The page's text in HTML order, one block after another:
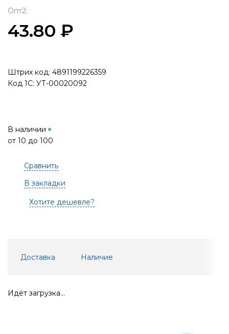
Опт2:
43.80 ₽
Штрих код: 4891199226359
Код 1С: УТ-00020092
В наличии
от 10 до 100
Сравнить
В закладки
Хотите дешевле?
Доставка Наличие
Идёт загрузка...